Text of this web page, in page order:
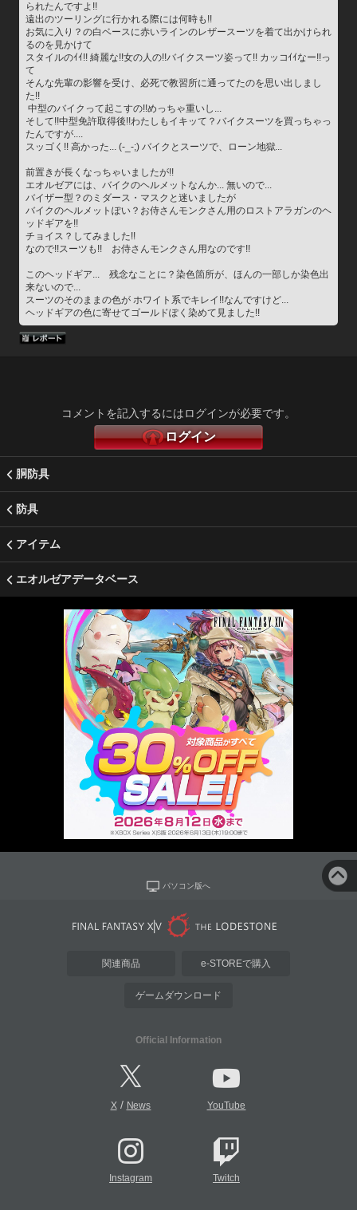
られたんですよ!!
遠出のツーリングに行かれる際には何時も!!
お気に入り？の白ベースに赤いラインのレザースーツを着て出かけられ
るのを見かけて
スタイルのｲｲ!! 綺麗な!!女の人の!!バイクスーツ姿って!! カッコｲｲなー!!っ
て
そんな先輩の影響を受け、必死で教習所に通ってたのを思い出しまし
た!!
中型のバイクって起こすの!!めっちゃ重いし...
そして!!中型免許取得後!!わたしもイキッて？バイクスーツを買っちゃっ
たんですが....
スッゴく!! 高かった... (-_-;) バイクとスーツで、ローン地獄...
前置きが長くなっちゃいましたが!!
エオルゼアには、バイクのヘルメットなんか... 無いので...
バイザー型？のミダース・マスクと迷いましたが
バイクのヘルメットぽい？お侍さんモンクさん用のロストアラガンのヘ
ッドギアを!!
チョイス？してみました!!
なので!!スーツも!!　お侍さんモンクさん用なのです!!
このヘッドギア...　残念なことに？染色箇所が、ほんの一部しか染色出
来ないので...
スーツのそのままの色が ホワイト系でキレイ!!なんですけど...
ヘッドギアの色に寄せてゴールドぽく染めて見ました!!
コメントを記入するにはログインが必要です。
ログイン
胴防具
防具
アイテム
エオルゼアデータベース
パソコン版へ
関連商品 e-STOREで購入
ゲームダウンロード
Official Information
X/ News YouTube
Instagram Twitch